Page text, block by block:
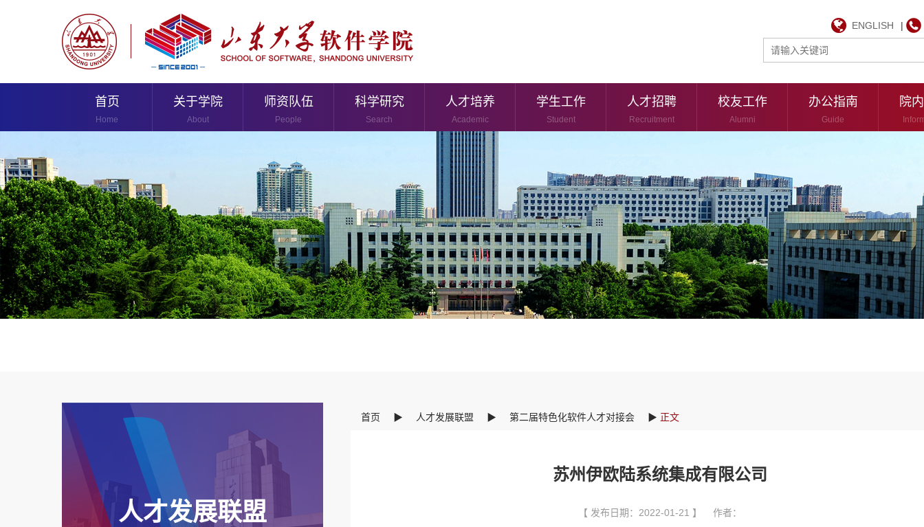
ENGLISH |
首页
Home
关于学院
About
师资队伍
People
科学研究
Search
人才培养
Academic
学生工作
Student
人才招聘
Recruitment
校友工作
Alumni
办公指南
Guide
院
人才发展联盟
首页 ▶ 人才发展联盟 ▶ 第二届特色化软件人才对接会 ▶ 正文
苏州伊欧陆系统集成有限公司
【 发布日期：2022-01-21 】 作者：